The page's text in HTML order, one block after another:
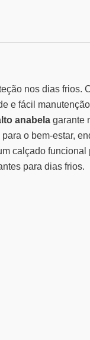
nos dias frios.
e fácil
anabela garante
o bem-estar,
calçado funcional
para dias frios.